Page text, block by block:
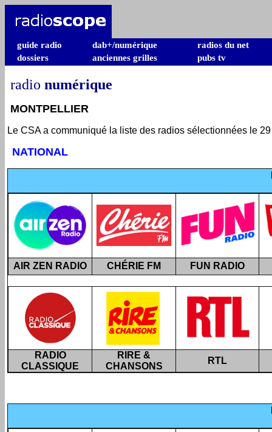
guide radio dab+/numérique
radios du net
dossiers
anciennes grilles pubs tv
radio numérique
MONTPELLIER
Le CSA a communiqué la liste des radios sélectionnées le
NATIONAL
AIR ZEN RADIO CHÉRIE FM FUN RADIO
RADIO
CLASSIQUE
RIRE &
CHANSONS
RTL